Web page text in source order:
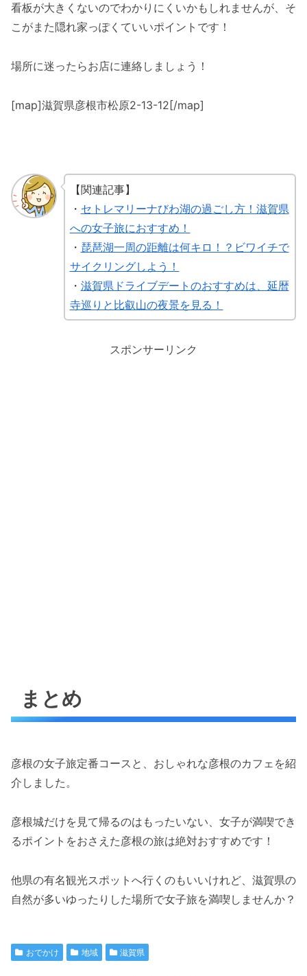
看板が大きくないのでわかりにくいかもしれませんが、そ
こがまた隠れ家っぽくていいポイントです！
場所に迷ったらお店に連絡しましょう！
[map]滋賀県彦根市松原2-13-12[/map]
【関連記事】
・ セトレマリーナびわ湖の過ごし方！滋賀県
への女子旅におすすめ！
・ 琵琶湖一周の距離は何キロ！？ビワイチで
サイクリングしよう！
・ 滋賀県ドライブデートのおすすめは、延暦
寺巡りと比叡山の夜景を見る！
スポンサーリンク
まとめ
彦根の女子旅定番コースと、おしゃれな彦根のカフェを紹
介しました。
彦根城だけを見て帰るのはもったいない、女子が満喫でき
るポイントをおさえた彦根の旅は絶対おすすめです！
他県の有名観光スポットへ行くのもいいけれど、滋賀県の
自然が多いゆったりした場所で女子旅を満喫しませんか？
おでかけ 地域 滋賀県